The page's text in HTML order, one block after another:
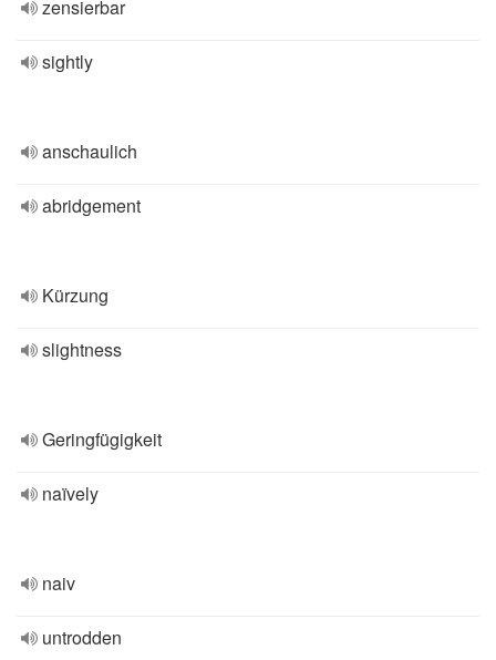
zensierbar
sightly
anschaulich
abridgement
Kürzung
slightness
Geringfügigkeit
naïvely
naiv
untrodden